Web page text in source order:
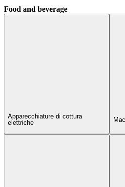
Food and beverage
Apparecchiature di cottura
elettriche